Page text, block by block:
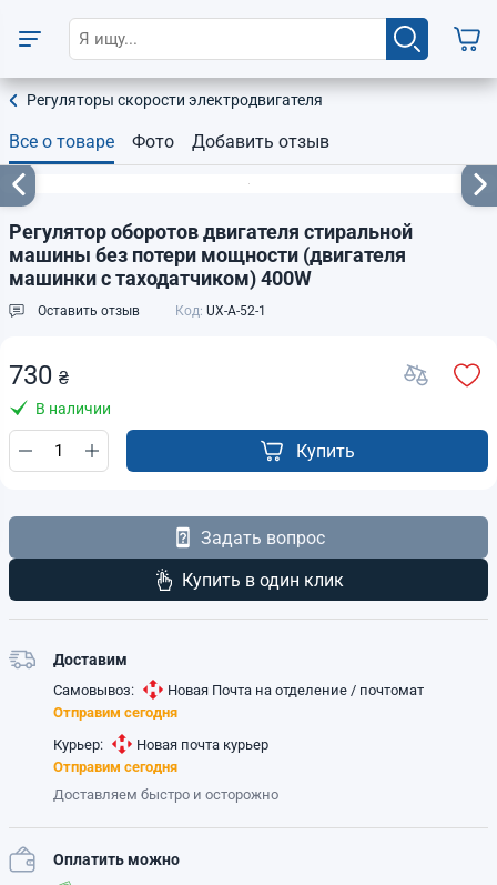
Регуляторы скорости электродвигателя
Все о товаре Фото Добавить отзыв
Регулятор оборотов двигателя стиральной
машины без потери мощности (двигателя
машинки с таходатчиком) 400W
Оставить отзыв Код: UX-A-52-1
730 ₴
В наличии
Купить
Задать вопрос
Купить в один клик
Доставим
Самовывоз:
Новая Почта на отделение / почтомат
Отправим сегодня
Курьер:
Новая почта курьер
Отправим сегодня
Доставляем быстро и осторожно
Оплатить можно